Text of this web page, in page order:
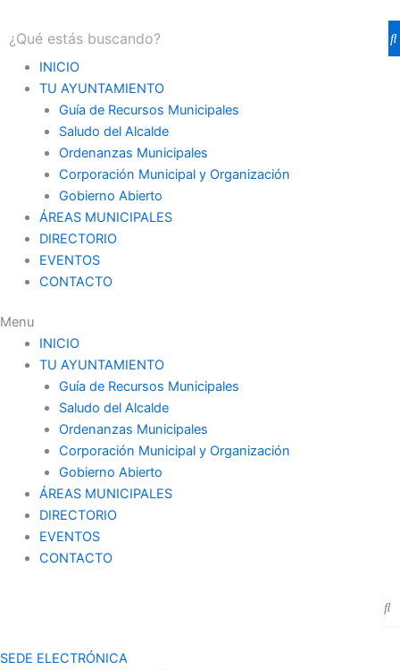
INICIO
TU AYUNTAMIENTO
Guía de Recursos Municipales
Saludo del Alcalde
Ordenanzas Municipales
Corporación Municipal y Organización
Gobierno Abierto
ÁREAS MUNICIPALES
DIRECTORIO
EVENTOS
CONTACTO
Menu
INICIO
TU AYUNTAMIENTO
Guía de Recursos Municipales
Saludo del Alcalde
Ordenanzas Municipales
Corporación Municipal y Organización
Gobierno Abierto
ÁREAS MUNICIPALES
DIRECTORIO
EVENTOS
CONTACTO
SEDE ELECTRÓNICA